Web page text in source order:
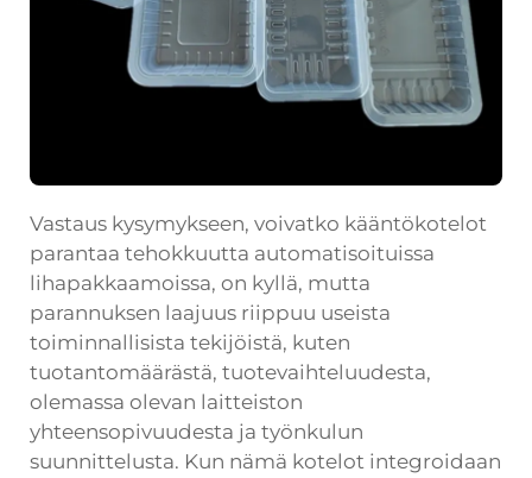
Vastaus kysymykseen, voivatko kääntökotelot
parantaa tehokkuutta automatisoituissa
lihapakkaamoissa, on kyllä, mutta
parannuksen laajuus riippuu useista
toiminnallisista tekijöistä, kuten
tuotantomäärästä, tuotevaihteluudesta,
olemassa olevan laitteiston
yhteensopivuudesta ja työnkulun
suunnittelusta. Kun nämä kotelot integroidaan